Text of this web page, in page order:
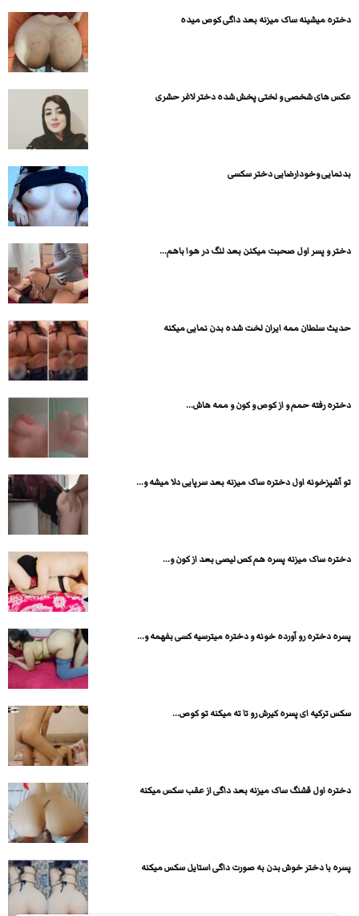
دختره میشینه ساک میزنه بعد داگی کوص میده
عکس های شخصی و لختی پخش شده دختر لاغر حشری
بدنمایی وخودارضایی دختر سکسی
دختر و پسر اول صحبت میکنن بعد لنگ در هوا باهم...
حدیث سلطان ممه ایران لخت شده بدن نمایی میکنه
دختره رفته حمم و از کوص و کون و ممه هاش...
تو آشپزخونه اول دختره ساک میزنه بعد سرپایی دلا میشه و...
دختره ساک میزنه پسره هم کص لیصی بعد از کون و...
پسره دختره رو آورده خونه و دختره میترسیه کسی بفهمه و...
سکس ترکیه ای پسره کیرش رو تا ته میکنه تو کوص...
دختره اول قشنگ ساک میزنه بعد داگی از عقب سکس میکنه
پسره با دختر خوش بدن به صورت داگی استایل سکس میکنه